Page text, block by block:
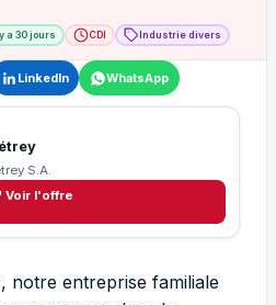
a 30 jours CDI Industrie divers
LinkedIn WhatsApp
S.A.
Voir l'offre
notre entreprise familiale